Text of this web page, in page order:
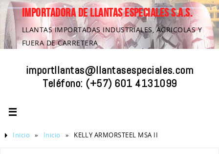
IMPORTADORA DE LLANTAS ESPECIALES S.A.S.
LLANTAS IMPORTADAS INDUSTRIALES, AGRICOLAS Y
FUERA DE CARRETERA
importllantas@llantasespeciales.com
Teléfono: (+57) 601 4131099
Inicio » Inicio » KELLY ARMORSTEEL MSA II